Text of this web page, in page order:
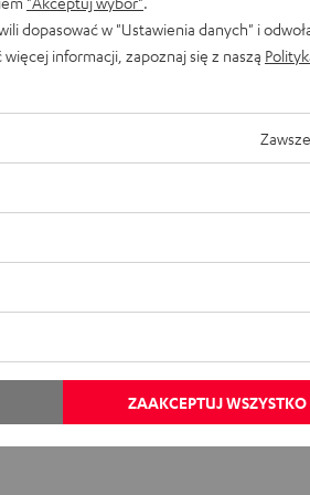
t
r
s
są idealne w podróży ze względu na
do niedrogich smartfonów, często
są w stanie odtworzyć
dopasować w "Ustawienia danych" i
informacji, zapoznaj się z naszą
ZAAKCEPTUJ WSZYSTKO